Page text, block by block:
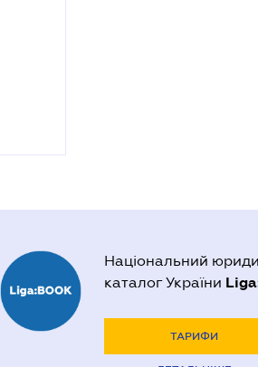
Національний
каталог України
ТАРИФИ